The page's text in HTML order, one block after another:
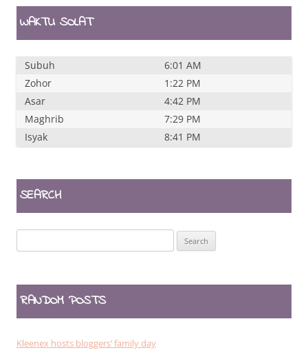
WAKTU SOLAT
Subuh
6:01 AM
Zohor
1:22 PM
Asar
4:42 PM
Maghrib
7:29 PM
Isyak
8:41 PM
SEARCH
for:
RANDOM POSTS
Kleenex hosts bloggers’ family day